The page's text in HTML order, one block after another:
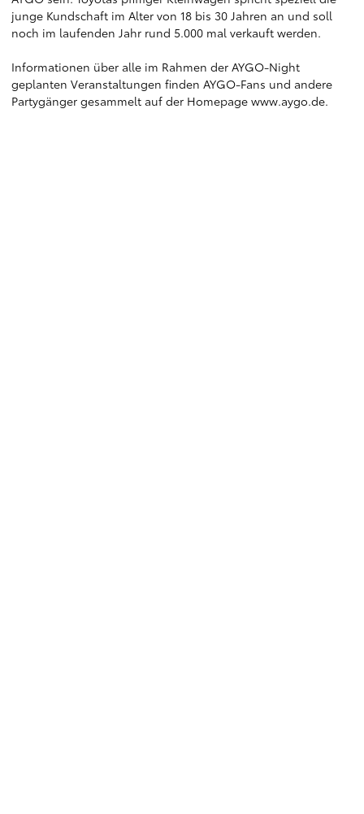
junge Kundschaft im Alter von 18 bis 30 Jahren an und soll
noch im laufenden Jahr rund 5.000 mal verkauft werden.
Informationen über alle im Rahmen der AYGO-Night
geplanten Veranstaltungen finden AYGO-Fans und andere
Partygänger gesammelt auf der Homepage www.aygo.de.